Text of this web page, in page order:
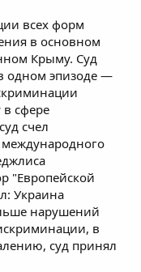
всех форм
в основном
Крыму. Суд
одном эпизоде —
сфере
счел
"Европейской
Украина
нарушений
в
суд принял